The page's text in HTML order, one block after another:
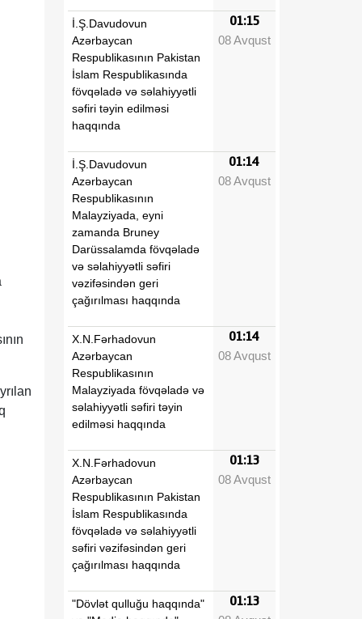
İ.Ş.Davudovun
Azərbaycan
Respublikasının Pakistan
İslam Respublikasında
fövqəladə və səlahiyyətli
səfiri təyin edilməsi
haqqında
01:15
08 Avqust
İ.Ş.Davudovun
Azərbaycan
Respublikasının
Malayziyada, eyni
zamanda Bruney
Darüssalamda fövqəladə
və səlahiyyətli səfiri
vəzifəsindən geri
çağırılması haqqında
01:14
08 Avqust
X.N.Fərhadovun
Azərbaycan
Respublikasının
Malayziyada fövqəladə və
səlahiyyətli səfiri təyin
edilməsi haqqında
01:14
08 Avqust
X.N.Fərhadovun
Azərbaycan
Respublikasının Pakistan
İslam Respublikasında
fövqəladə və səlahiyyətli
səfiri vəzifəsindən geri
çağırılması haqqında
01:13
08 Avqust
"Dövlət qulluğu haqqında"
01:13